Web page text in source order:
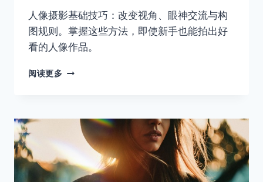
人像摄影基础技巧：改变视角、眼神交流与构
图规则。掌握这些方法，即使新手也能拍出好
看的人像作品。
阅读更多
规